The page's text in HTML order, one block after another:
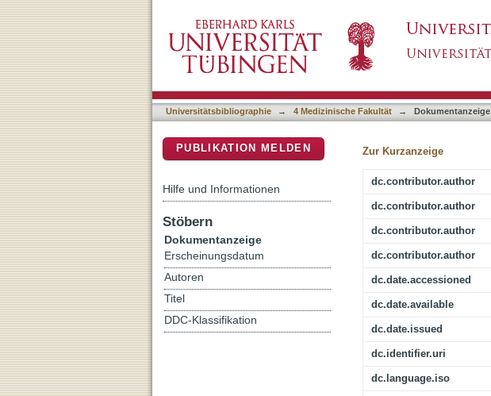
Universitätsbibliographie → 4 Medizinische Fakultät → Dokumentanzeige
Zur Kurzanzeige
dc.contributor.author
dc.contributor.author
dc.contributor.author
dc.contributor.author
dc.date.accessioned
dc.date.available
dc.date.issued
dc.identifier.uri
dc.language.iso
PUBLIKATION MELDEN
Hilfe und Informationen
Stöbern
Dokumentanzeige
Erscheinungsdatum
Autoren
Titel
DDC-Klassifikation